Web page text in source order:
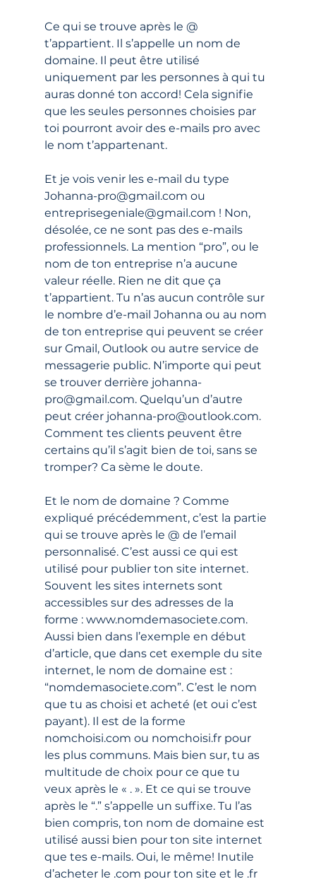
Ce qui se trouve après le @
t’appartient. Il s’appelle un nom de
domaine. Il peut être utilisé
uniquement par les personnes à qui tu
auras donné ton accord! Cela signifie
que les seules personnes choisies par
toi pourront avoir des e-mails pro avec
le nom t’appartenant.
Et je vois venir les e-mail du type
Johanna-pro@gmail.com ou
entreprisegeniale@gmail.com ! Non,
désolée, ce ne sont pas des e-mails
professionnels. La mention “pro”, ou le
nom de ton entreprise n’a aucune
valeur réelle. Rien ne dit que ça
t’appartient. Tu n’as aucun contrôle sur
le nombre d’e-mail Johanna ou au nom
de ton entreprise qui peuvent se créer
sur Gmail, Outlook ou autre service de
messagerie public. N’importe qui peut
se trouver derrière johanna-
pro@gmail.com. Quelqu’un d’autre
peut créer johanna-pro@outlook.com.
Comment tes clients peuvent être
certains qu’il s’agit bien de toi, sans se
tromper? Ca sème le doute.
Et le nom de domaine ? Comme
expliqué précédemment, c’est la partie
qui se trouve après le @ de l’email
personnalisé. C’est aussi ce qui est
utilisé pour publier ton site internet.
Souvent les sites internets sont
accessibles sur des adresses de la
forme : www.nomdemasociete.com.
Aussi bien dans l’exemple en début
d’article, que dans cet exemple du site
internet, le nom de domaine est :
“nomdemasociete.com”. C’est le nom
que tu as choisi et acheté (et oui c’est
payant). Il est de la forme
nomchoisi.com ou nomchoisi.fr pour
les plus communs. Mais bien sur, tu as
multitude de choix pour ce que tu
veux après le « . ». Et ce qui se trouve
après le “.” s’appelle un suffixe. Tu l’as
bien compris, ton nom de domaine est
utilisé aussi bien pour ton site internet
que tes e-mails. Oui, le même! Inutile
d’acheter le .com pour ton site et le .fr